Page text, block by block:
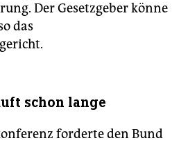
Der Gesetzgeber könne
das
schon lange
forderte den Bund